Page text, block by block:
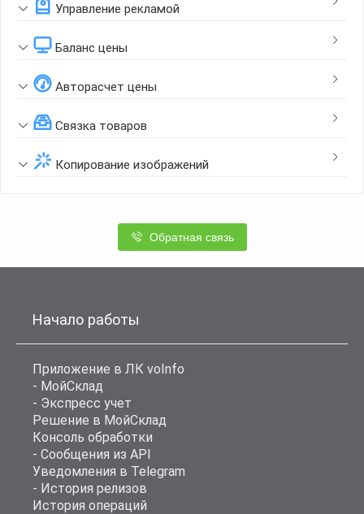
Управление рекламой
Баланс цены
Авторасчет цены
Связка товаров
Копирование изображений
Обратная связь
Начало работы
Приложение в ЛК voInfo
- МойСклад
- Экспресс учет
Решение в МойСклад
Консоль обработки
- Сообщения из API
Уведомления в Telegram
- История релизов
История операций